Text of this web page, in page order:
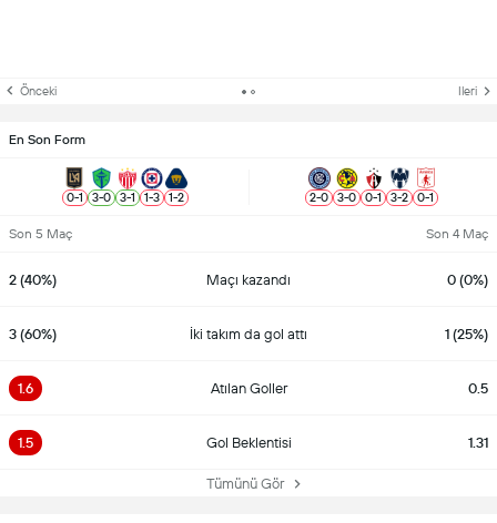
Önceki Ileri
En Son Form
0-1 3-0 3-1 1-3 1-2 2-0 3-0 0-1 3-2 0-1
Son 5 Maç Son 4 Maç
2 (40%) Maçı kazandı 0 (0%)
3 (60%) İki takım da gol attı 1 (25%)
1.6 Atılan Goller 0.5
1.5 Gol Beklentisi 1.31
Tümünü Gör